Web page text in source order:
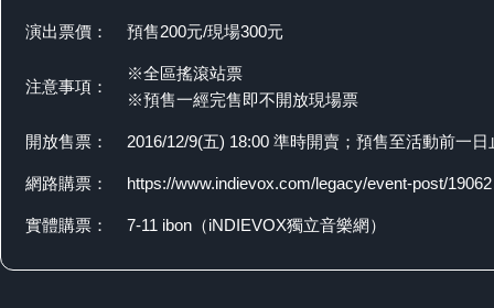
演出票價： 預售200元/現場300元
注意事項：
※全區搖滾站票
※預售一經完售即不開放現場票
開放售票： 2016/​​12/​​9​​(五) 18:00 準時開賣；預售至活動前一日
網路購票： https://www.indievox.com/legacy/event-post/19062
實體購票： 7-11 ibon（iNDIEVOX獨立音樂網）